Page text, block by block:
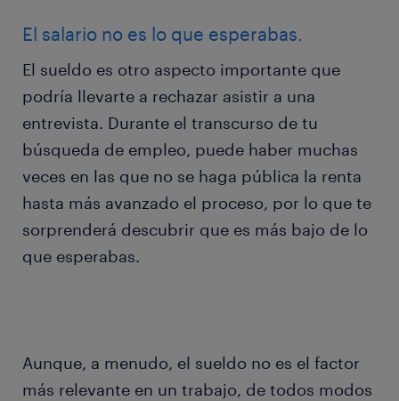
El salario no es lo que esperabas.
El sueldo es otro aspecto importante que
podría llevarte a rechazar asistir a una
entrevista. Durante el transcurso de tu
búsqueda de empleo, puede haber muchas
veces en las que no se haga pública la renta
hasta más avanzado el proceso, por lo que te
sorprenderá descubrir que es más bajo de lo
que esperabas.
Aunque, a menudo, el sueldo no es el factor
más relevante en un trabajo, de todos modos